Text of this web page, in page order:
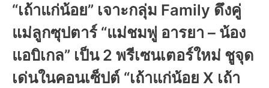
“เถ้าแก่น้อย” เจาะกลุ่ม Family ดึงคู่
แม่ลูกซุปตาร์ “แม่ชมพู่ อารยา – น้อง
แอบิเกล” เป็น 2 พรีเซนเตอร์ใหม่ ชูจุด
เด่นในคอนเซ็ปต์ “เถ้าแก่น้อย X เถ้า